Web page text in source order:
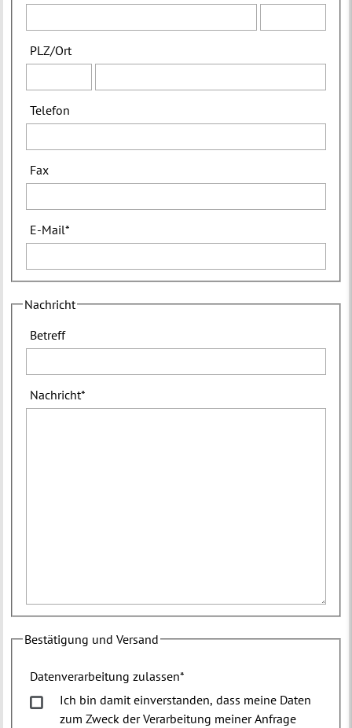
PLZ/Ort
Telefon
Fax
E-Mail*
Nachricht
Betreff
Nachricht*
Bestätigung und Versand
Datenverarbeitung zulassen*
Ich bin damit einverstanden, dass meine Daten
zum Zweck der Verarbeitung meiner Anfrage